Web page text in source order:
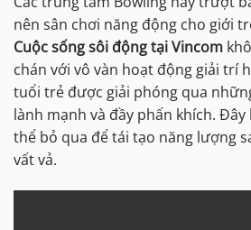
nên sân chơi năng động cho giới
Cuộc sống sôi động tại Vincom
chán với vô vàn hoạt động giải trí
tuổi trẻ được giải phóng qua
lành mạnh và đầy phấn khích.
thể bỏ qua để tái tạo năng lượng
vất vả.